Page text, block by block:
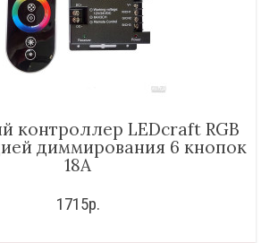
контроллер LEDcraft RGB
диммирования 6 кнопок
18А
1715р.